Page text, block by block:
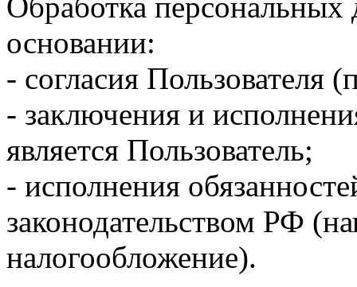
Обработка персональных
основании:
- согласия Пользователя
- заключения и
является Пользователь;
- исполнения
законодательством РФ
налогообложение).